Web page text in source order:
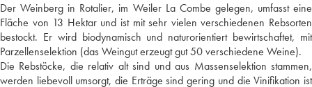
Der Weinberg in Rotalier, im Weiler La Combe gelegen, umfasst eine
Fläche von 13 Hektar und ist mit sehr vielen verschiedenen Rebsorten
bestockt. Er wird biodynamisch und naturorientiert bewirtschaftet, mit
Parzellenselektion (das Weingut erzeugt gut 50 verschiedene Weine).
Die Rebstöcke, die relativ alt sind und aus Massenselektion stammen,
werden liebevoll umsorgt, die Erträge sind gering und die Vinifikation ist